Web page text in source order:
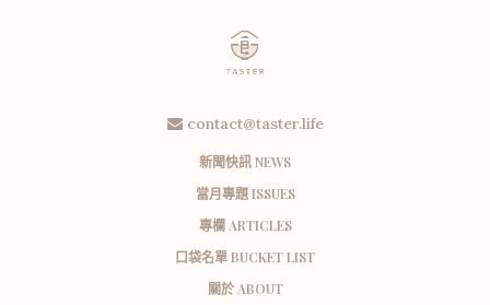
contact@taster.life
新聞快訊 NEWS
當月專題 ISSUES
專欄 ARTICLES
口袋名單 BUCKET LIST
關於 ABOUT